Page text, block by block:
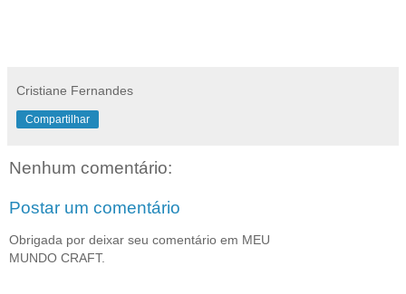
Cristiane Fernandes
Compartilhar
Nenhum comentário:
Postar um comentário
Obrigada por deixar seu comentário em MEU
MUNDO CRAFT.